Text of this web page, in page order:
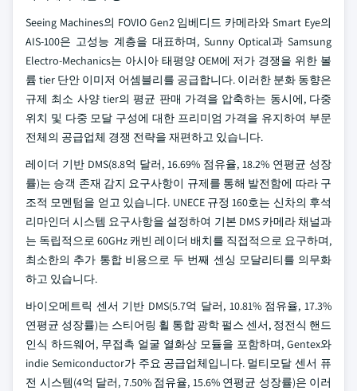
Seeing Machines의 FOVIO Gen2 임베디드 카메라와 Smart Eye의
AIS-100은 고성능 계층을 대표하며, Sunny Optical과 Samsung
Electro-Mechanics는 아시아 태평양 OEM에 저가 경쟁을 위한 볼
륨 tier 단안 이미저 어셈블리를 공급합니다. 이러한 분화 동향은
규제 최소 사양 tier의 평균 판매 가격을 압축하는 동시에, 다중
위치 및 다중 모달 구성에 대한 프리미엄 가격을 유지하여 부문
전체의 공급업체 경쟁 전략을 재편하고 있습니다.
레이더 기반 DMS(8.8억 달러, 16.69% 점유율, 18.2% 연평균 성장
률)는 승객 존재 감지 요구사항이 규제를 통해 발전함에 따라 구
조적 모멘텀을 얻고 있습니다. UNECE 규정 160호는 신차의 후석
리마인더 시스템 요구사항을 설정하여 기본 DMS 카메라 채널과
는 독립적으로 60GHz 캐빈 레이더 배치를 직접적으로 요구하며,
최소한의 추가 통합 비용으로 두 번째 센싱 모달리티를 의무화
하고 있습니다.
바이오메트릭 센서 기반 DMS(5.7억 달러, 10.81% 점유율, 17.3%
연평균 성장률)는 스티어링 휠 통합 광학 펄스 센서, 정전식 핸드
인식 하드웨어, 무접촉 얼굴 열화상 모듈을 포함하며, Gentex와
indie Semiconductor가 주요 공급업체입니다. 멀티모달 센서 퓨
전 시스템(4억 달러, 7.50% 점유율, 15.6% 연평균 성장률)은 이러